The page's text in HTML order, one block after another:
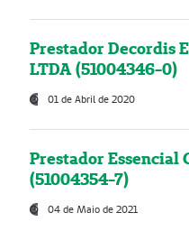
Prestador Decordis
LTDA (51004346-0)
01 de Abril de 2020
Prestador Essencial
(51004354-7)
04 de Maio de 2021